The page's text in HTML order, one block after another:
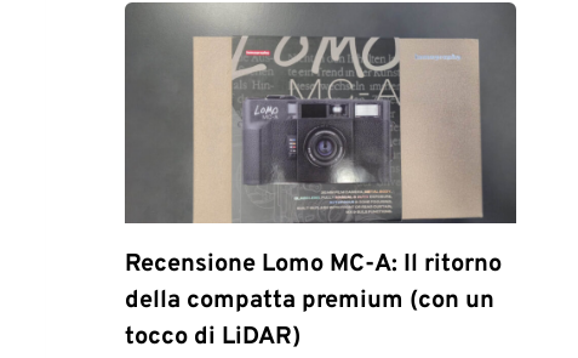
Recensione Lomo MC-A: Il ritorno
della compatta premium (con un
tocco di LiDAR)